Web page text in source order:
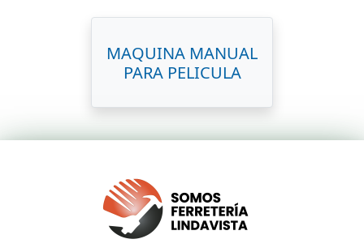
MAQUINA MANUAL
PARA PELICULA